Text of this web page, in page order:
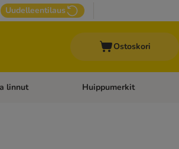
Uudelleentilaus
Ostoskori
Terveydenhoito
linnut Avaa kategoriavalikko:
Huippumerkit